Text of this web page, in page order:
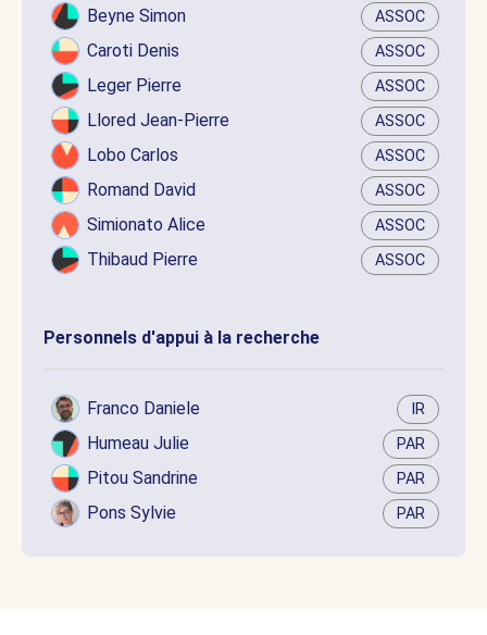
Beyne Simon ASSOC
Caroti Denis ASSOC
Leger Pierre ASSOC
Llored Jean-Pierre ASSOC
Lobo Carlos ASSOC
Romand David ASSOC
Simionato Alice ASSOC
Thibaud Pierre ASSOC
Personnels d'appui à la recherche
Franco Daniele IR
Humeau Julie PAR
Pitou Sandrine PAR
Pons Sylvie PAR